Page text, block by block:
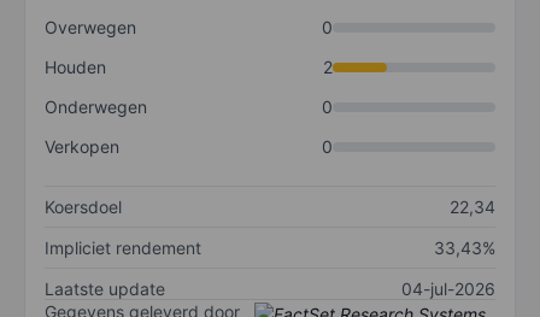
Overwegen
0
Houden
2
Onderwegen
0
Verkopen
0
Koersdoel
22,34
Impliciet rendement
33,43%
Laatste update
04-jul-2026
Gegevens geleverd door